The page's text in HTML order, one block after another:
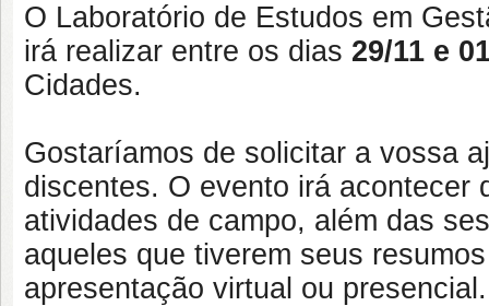
O Laboratório de Estudos em
irá realizar entre os dias 29/11 e
Cidades.
Gostaríamos de solicitar a vossa
discentes. O evento irá acontecer
atividades de campo, além das
aqueles que tiverem seus
apresentação virtual ou presencial.